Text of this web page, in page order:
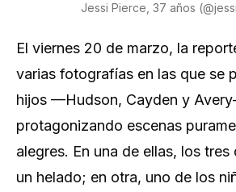
Jessi Pierce, 37 años
El viernes 20 de marzo, la
varias fotografías en las que se
hijos —Hudson, Cayden y
protagonizando escenas
alegres. En una de ellas, los
un helado; en otra, uno de los